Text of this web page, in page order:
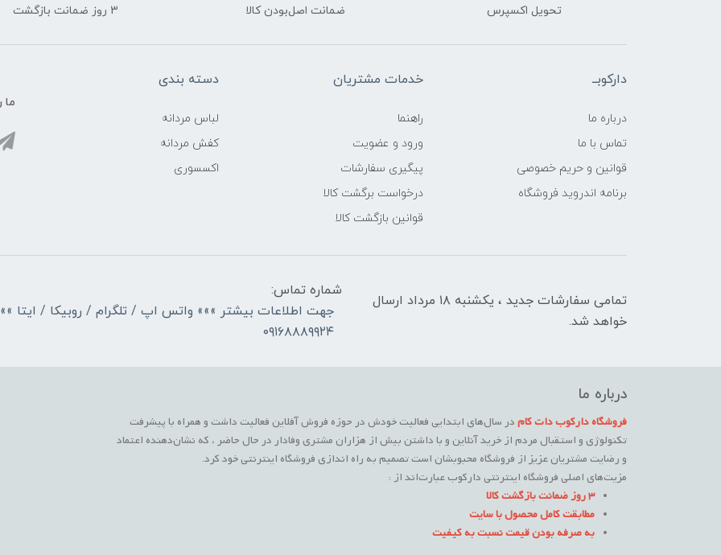
تحویل اکسپرس ضمانت اصل‌بودن کالا 3 روز ضمانت بازگشت
دارکوبــ
درباره ما
تماس با ما
قوانین و حریم خصوصی
برنامه اندروید فروشگاه
خدمات مشتریان
راهنما
ورود و عضویت
پیگیری سفارشات
درخواست برگشت کالا
قوانین بازگشت کالا
دسته بندی
لباس مردانه
کفش مردانه
اکسسوری
ما
تمامی سفارشات جدید ، یکشنبه ۱۸ مرداد ارسال
خواهد شد.
شماره تماس:
جهت اطلاعات بیشتر »»» واتس اپ / تلگرام / روبیکا / ایتا »»
۰۹۱۶۸۸۸۹۹۲۴
درباره ما
فروشگاه دارکوب دات کامدر سال‌های ابتدایی فعالیت خودش در حوزه فروش آفلاین فعالیت داشت و همراه با پیشرفت
تکنولوژی و استقبال مردم از خرید آنلاین و با داشتن بیش از هزاران مشتری وفادار در حال حاضر ، که نشان‌دهنده اعتماد
و رضایت مشتریان عزیز از فروشگاه محبوبشان است تصمیم به راه اندازی فروشگاه اینترنتی خود کرد.
مزیت‌های اصلی فروشگاه اینترنتی دارکوب عبارت‌اند از :
3 روز ضمانت بازگشت کالا
مطابقت کامل محصول با سایت
به صرفه بودن قیمت نسبت به کیفیت